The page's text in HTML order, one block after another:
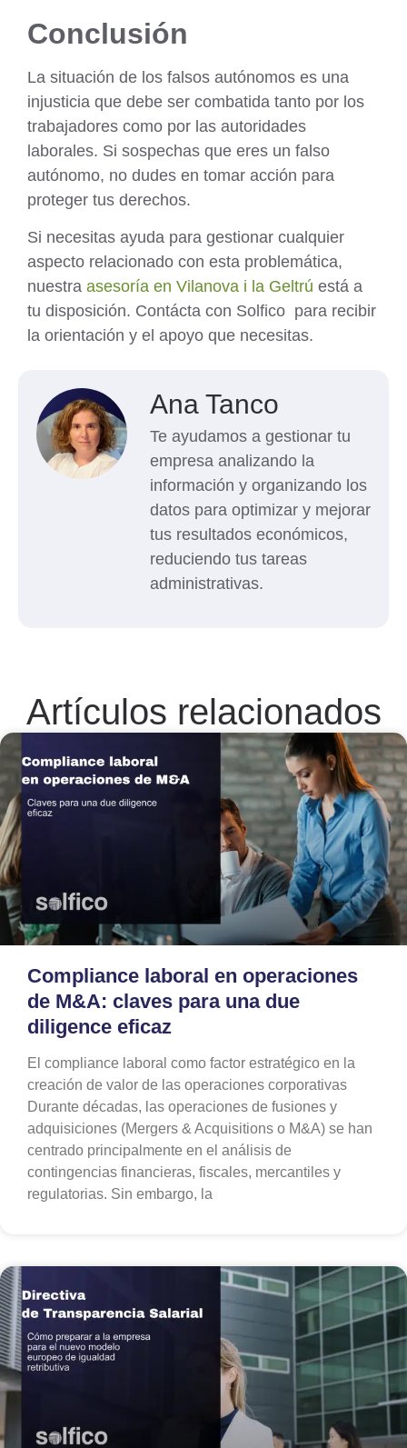
Conclusión
La situación de los falsos autónomos es una
injusticia que debe ser combatida tanto por los
trabajadores como por las autoridades
laborales. Si sospechas que eres un falso
autónomo, no dudes en tomar acción para
proteger tus derechos.
Si necesitas ayuda para gestionar cualquier
aspecto relacionado con esta problemática,
nuestra asesoría en Vilanova i la Geltrú está a
tu disposición. Contácta con Solfico para recibir
la orientación y el apoyo que necesitas.
Ana Tanco
Te ayudamos a gestionar tu
empresa analizando la
información y organizando los
datos para optimizar y mejorar
tus resultados económicos,
reduciendo tus tareas
administrativas.
Artículos relacionados
Compliance laboral en operaciones
de M&A: claves para una due
diligence eficaz
El compliance laboral como factor estratégico en la
creación de valor de las operaciones corporativas
Durante décadas, las operaciones de fusiones y
adquisiciones (Mergers & Acquisitions o M&A) se han
centrado principalmente en el análisis de
contingencias financieras, fiscales, mercantiles y
regulatorias. Sin embargo, la